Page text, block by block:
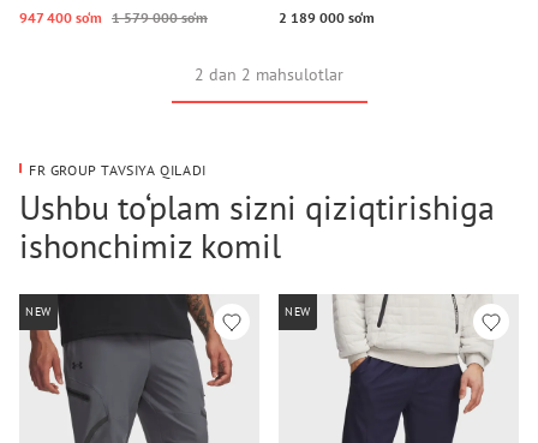
947 400 so‘m 1 579 000 so‘m 2 189 000 so‘m
2 dan 2 mahsulotlar
FR GROUP TAVSIYA QILADI
Ushbu to‘plam sizni qiziqtirishiga
ishonchimiz komil
NEW NEW